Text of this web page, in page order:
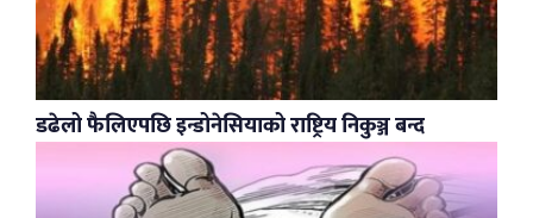
डढेलो फैलिएपछि इन्डोनेसियाको राष्ट्रिय निकुञ्ज बन्द